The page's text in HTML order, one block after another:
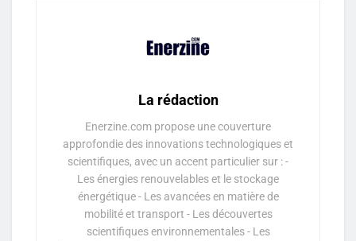
La rédaction
Enerzine.com propose une couverture
approfondie des innovations technologiques et
scientifiques, avec un accent particulier sur : -
Les énergies renouvelables et le stockage
énergétique - Les avancées en matière de
mobilité et transport - Les découvertes
scientifiques environnementales - Les